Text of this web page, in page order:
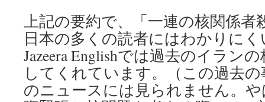
上記の要約で、「一連の核関係者
日本の多くの読者にはわかりに
Jazeera Englishでは過去のイラン
してくれています。（この過去
のニュースには見られません。